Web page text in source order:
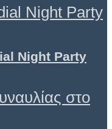
Night Party